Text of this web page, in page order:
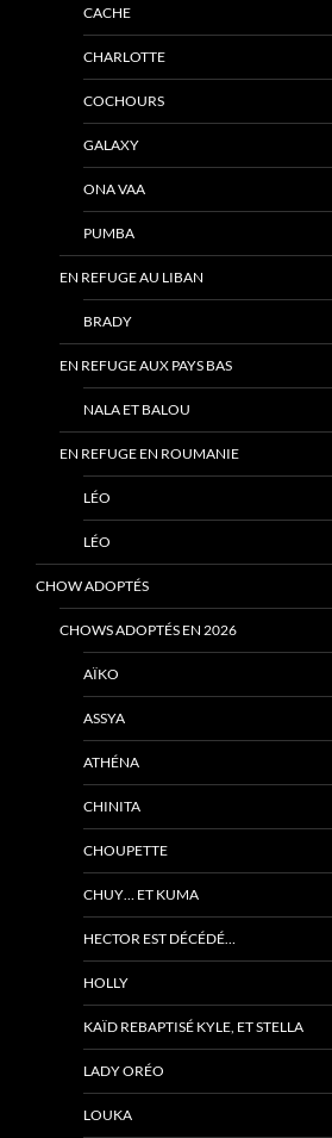
CACHE
CHARLOTTE
COCHOURS
GALAXY
ONA VAA
PUMBA
EN REFUGE AU LIBAN
BRADY
EN REFUGE AUX PAYS BAS
NALA ET BALOU
EN REFUGE EN ROUMANIE
LÉO
LÉO
CHOW ADOPTÉS
CHOWS ADOPTÉS EN 2026
AÏKO
ASSYA
ATHÉNA
CHINITA
CHOUPETTE
CHUY… ET KUMA
HECTOR EST DÉCÉDÉ…
HOLLY
KAÏD REBAPTISÉ KYLE, ET STELLA
LADY ORÉO
LOUKA